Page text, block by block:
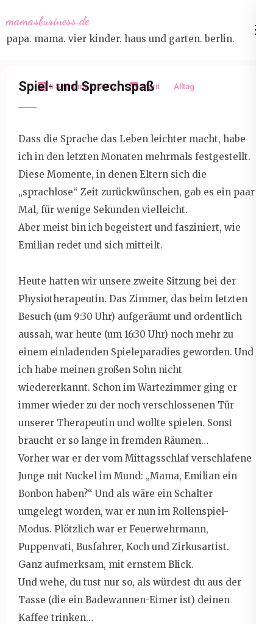
to
content
Enter)
mamasbusiness.de
papa. mama. vier kinder. haus und garten. berlin.
5 September 2012 Marit Alltag
Spiel- und Sprechspaß
Dass die Sprache das Leben leichter macht, habe
ich in den letzten Monaten mehrmals festgestellt.
Diese Momente, in denen Eltern sich die
„sprachlose“ Zeit zurückwünschen, gab es ein paar
Mal, für wenige Sekunden vielleicht.
Aber meist bin ich begeistert und fasziniert, wie
Emilian redet und sich mitteilt.
Heute hatten wir unsere zweite Sitzung bei der
Physiotherapeutin. Das Zimmer, das beim letzten
Besuch (um 9:30 Uhr) aufgeräumt und ordentlich
aussah, war heute (um 16:30 Uhr) noch mehr zu
einem einladenden Spieleparadies geworden. Und
ich habe meinen großen Sohn nicht
wiedererkannt. Schon im Wartezimmer ging er
immer wieder zu der noch verschlossenen Tür
unserer Therapeutin und wollte spielen. Sonst
braucht er so lange in fremden Räumen…
Vorher war er der vom Mittagsschlaf verschlafene
Junge mit Nuckel im Mund: „Mama, Emilian ein
Bonbon haben?“ Und als wäre ein Schalter
umgelegt worden, war er nun im Rollenspiel-
Modus. Plötzlich war er Feuerwehrmann,
Puppenvati, Busfahrer, Koch und Zirkusartist.
Ganz aufmerksam, mit ernstem Blick.
Und wehe, du tust nur so, als würdest du aus der
Tasse (die ein Badewannen-Eimer ist) deinen
Kaffee trinken…